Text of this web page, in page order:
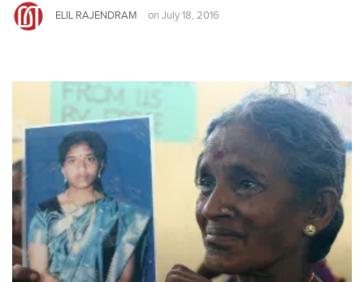
ELIL RAJENDRAM on July 18, 2016